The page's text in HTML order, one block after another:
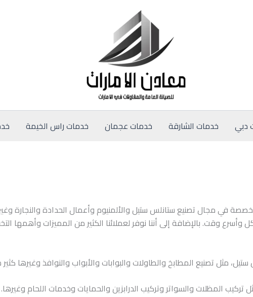
دبي خدمات الشارقة خدمات عجمان خدمات راس الخيمة
في مجال تصنيع ستانلس ستيل والألمنيوم وأعمال الحدادة والنجارة
وقت. بالإضافة إلى أننا نوفر لعملائنا الكثير من المميزات وأهمها
مثل تصنيع المطابخ والطاولات والبوابات والأبواب والنوافذ وغيرها
تركيب المظلات والسواتر وتركيب الدرابزين والحمايات وخدمات اللحام وغيرها.